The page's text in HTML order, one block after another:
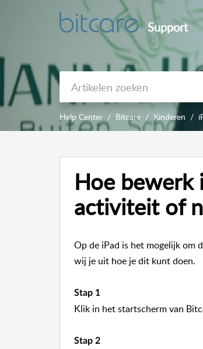
Support
Help Center Bitcare Kinderen
Hoe bewerk
activiteit of
Op de iPad is het mogelijk om
wij je uit hoe je dit kunt doen.
Stap 1
Klik in het startscherm van
Stap 2